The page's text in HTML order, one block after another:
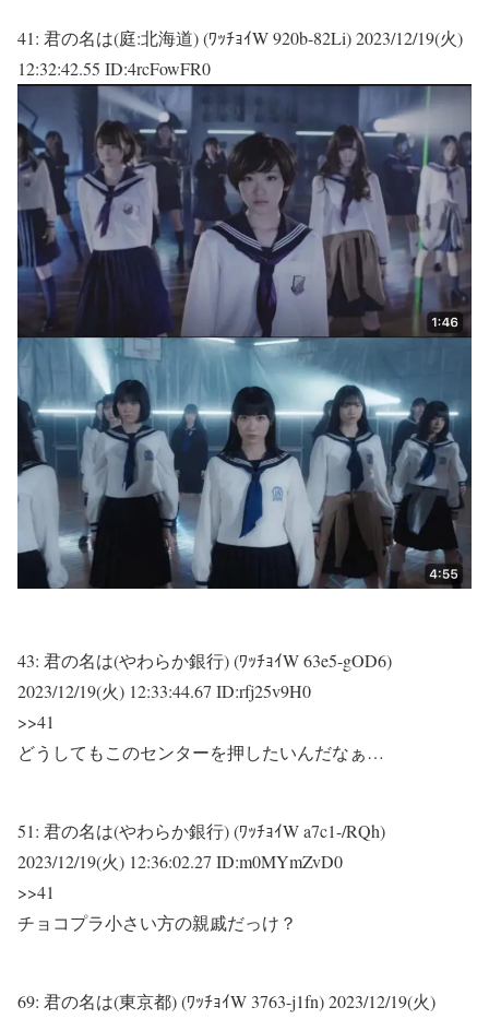
41: 君の名は(庭:北海道) (ﾜｯﾁｮｲW 920b-82Li)2023/12/19(火)
12:32:42.55 ID:4rcFowFR0
43: 君の名は(やわらか銀行) (ﾜｯﾁｮｲW 63e5-gOD6)
2023/12/19(火) 12:33:44.67 ID:rfj25v9H0
>>41
どうしてもこのセンターを押したいんだなぁ…
51: 君の名は(やわらか銀行) (ﾜｯﾁｮｲW a7c1-/RQh)
2023/12/19(火) 12:36:02.27 ID:m0MYmZvD0
>>41
チョコプラ小さい方の親戚だっけ？
69: 君の名は(東京都) (ﾜｯﾁｮｲW 3763-j1fn)2023/12/19(火)